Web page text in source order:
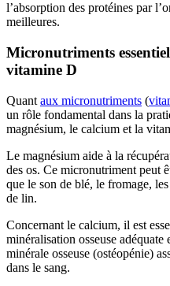
l’absorption des protéines par
meilleures.
Micronutriments
vitamine D
Quant aux micronutriments (
un rôle fondamental dans la
magnésium, le calcium et la
Le magnésium aide à la
des os. Ce micronutriment peut
que le son de blé, le fromage,
de lin.
Concernant le calcium, il est
minéralisation osseuse adéquate
minérale osseuse (ostéopénie)
dans le sang.